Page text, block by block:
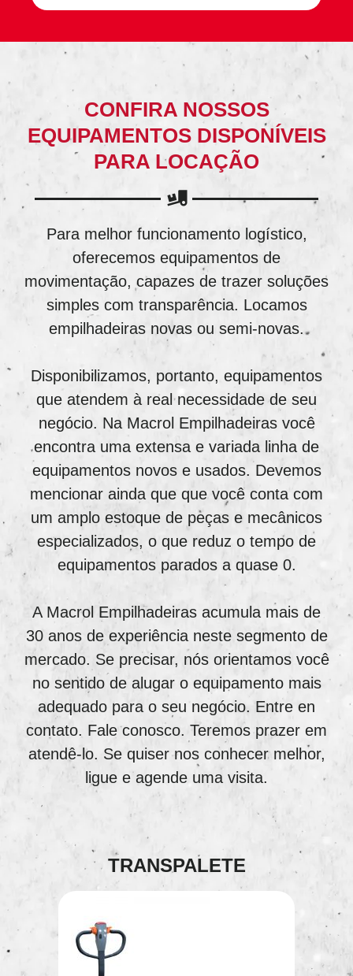
CONFIRA NOSSOS
EQUIPAMENTOS DISPONÍVEIS
PARA LOCAÇÃO
Para melhor funcionamento logístico,
oferecemos equipamentos de
movimentação, capazes de trazer soluções
simples com transparência. Locamos
empilhadeiras novas ou semi-novas.
Disponibilizamos, portanto, equipamentos
que atendem à real necessidade de seu
negócio. Na Macrol Empilhadeiras você
encontra uma extensa e variada linha de
equipamentos novos e usados. Devemos
mencionar ainda que que você conta com
um amplo estoque de peças e mecânicos
especializados, o que reduz o tempo de
equipamentos parados a quase 0.
A Macrol Empilhadeiras acumula mais de
30 anos de experiência neste segmento de
mercado. Se precisar, nós orientamos você
no sentido de alugar o equipamento mais
adequado para o seu negócio. Entre en
contato. Fale conosco. Teremos prazer em
atendê-lo. Se quiser nos conhecer melhor,
ligue e agende uma visita.
TRANSPALETE